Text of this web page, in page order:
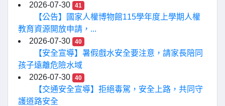
2026-07-30
41
【公告】國家人權博物館115學年度上學期人權
教育資源開放申請，...
2026-07-30
40
【安全宣導】暑假戲水安全要注意，請家長陪同
孩子遠離危險水域
2026-07-30
40
【交通安全宣導】拒絕毒駕，安全上路，共同守
護道路安全